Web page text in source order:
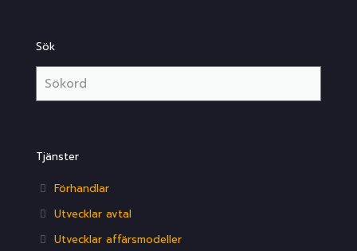
Sök
Tjänster
Förhandlar
Utvecklar avtal
Utvecklar affärsmodeller